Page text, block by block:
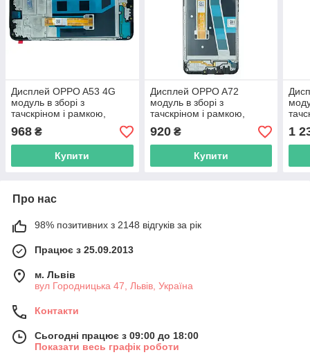
Дисплей OPPO A53 4G
модуль в зборі з
тачскріном і рамкою,
Original PRC, чорний
968 ₴
Купити
Дисплей OPPO A72
модуль в зборі з
тачскріном і рамкою,
Original PRC, чорний
920₴
Купити
1
Про нас
98% позитивних з 2148 відгуків за рік
Працює з 25.09.2013
м. Львів
вул Городницька 47, Львів, Україна
Контакти
Сьогодні працює з 09:00 до 18:00
Показати весь графік роботи